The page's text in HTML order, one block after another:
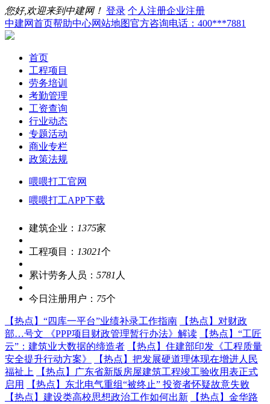
您好,欢迎来到中建网！ 登录 个人注册企业注册
中建网首页帮助中心网站地图官方咨询电话：400***7881
首页
工程项目
劳务培训
考勤管理
工资查询
行业动态
专题活动
商业专栏
政策法规
喂喂打工官网
喂喂打工APP下载
建筑企业： 1375家
工程项目： 13021个
累计劳务人员： 5781 人
今日注册用户： 75个
【热点】 “四库一平台”业绩补录工作指南 【热点】 对财政
部…号文 《PPP项目财政管理暂行办法》解读
【热点】 “工匠
云”：建筑业大数据的缔造者
【热点】 住建部印发《工程质量
安全提升行动方案》
【热点】 把发展硬道理体现在增进人民
福祉上
【热点】
广东省新版房屋建筑工程竣工验收用表正式
启用
【热点】 东北电气重组“被终止” 投资者怀疑故意失败
【热点】 建设类高校思想政治工作如何出新 【热点】 金华路